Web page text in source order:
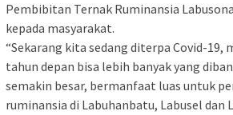
Pembibitan Ternak Ruminansia
kepada masyarakat.
“Sekarang kita sedang diterpa Covid-19,
tahun depan bisa lebih banyak yang
semakin besar, bermanfaat luas untuk
ruminansia di Labuhanbatu, Labusel dan